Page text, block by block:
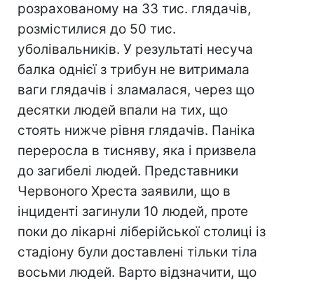
розрахованому на 33 тис. глядачів,
розмістилися до 50 тис.
уболівальників. У результаті несуча
балка однієї з трибун не витримала
ваги глядачів і зламалася, через що
десятки людей впали на тих, що
стоять нижче рівня глядачів. Паніка
переросла в тисняву, яка і призвела
до загибелі людей. Представники
Червоного Хреста заявили, що в
інциденті загинули 10 людей, проте
поки до лікарні ліберійської столиці із
стадіону були доставлені тільки тіла
восьми людей. Варто відзначити, що